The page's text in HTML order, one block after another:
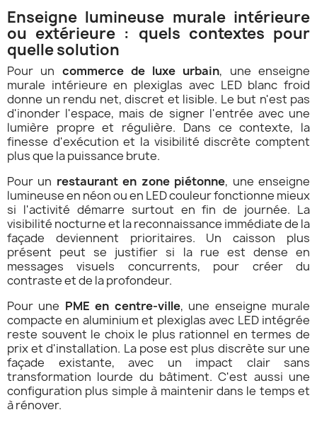
Enseigne lumineuse murale intérieure
ou extérieure : quels contextes pour
quelle solution
Pour un commerce de luxe urbain, une enseigne
murale intérieure en plexiglas avec LED blanc froid
donne un rendu net, discret et lisible. Le but n'est pas
d'inonder l'espace, mais de signer l'entrée avec une
lumière propre et régulière. Dans ce contexte, la
finesse d'exécution et la visibilité discrète comptent
plus que la puissance brute.
Pour un restaurant en zone piétonne, une enseigne
lumineuse en néon ou en LED couleur fonctionne mieux
si l'activité démarre surtout en fin de journée. La
visibilité nocturne et la reconnaissance immédiate de la
façade deviennent prioritaires. Un caisson plus
présent peut se justifier si la rue est dense en
messages visuels concurrents, pour créer du
contraste et de la profondeur.
Pour une PME en centre-ville, une enseigne murale
compacte en aluminium et plexiglas avec LED intégrée
reste souvent le choix le plus rationnel en termes de
prix et d'installation. La pose est plus discrète sur une
façade existante, avec un impact clair sans
transformation lourde du bâtiment. C'est aussi une
configuration plus simple à maintenir dans le temps et
à rénover.